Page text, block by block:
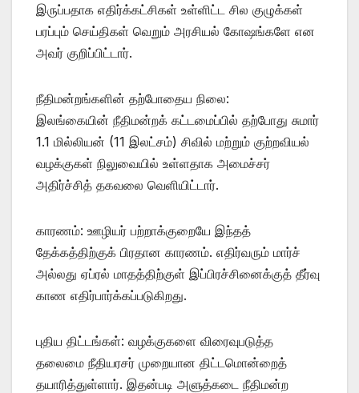
இருப்பதாக எதிர்க்கட்சிகள் உள்ளிட்ட சில குழுக்கள்
பரப்பும் செய்திகள் வெறும் அரசியல் கோஷங்களே என
அவர் குறிப்பிட்டார்.
நீதிமன்றங்களின் தற்போதைய நிலை:
இலங்கையின் நீதிமன்றக் கட்டமைப்பில் தற்போது சுமார்
1.1 மில்லியன் (11 இலட்சம்) சிவில் மற்றும் குற்றவியல்
வழக்குகள் நிலுவையில் உள்ளதாக அமைச்சர்
அதிர்ச்சித் தகவலை வெளியிட்டார்.
காரணம்: ஊழியர் பற்றாக்குறையே இந்தத்
தேக்கத்திற்குக் பிரதான காரணம். எதிர்வரும் மார்ச்
அல்லது ஏப்ரல் மாதத்திற்குள் இப்பிரச்சினைக்குத் தீர்வு
காண எதிர்பார்க்கப்படுகிறது.
புதிய திட்டங்கள்: வழக்குகளை விரைவுபடுத்த
தலைமை நீதியரசர் முறையான திட்டமொன்றைத்
தயாரித்துள்ளார். இதன்படி அளுத்கடை நீதிமன்ற